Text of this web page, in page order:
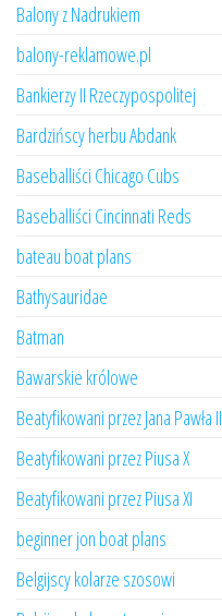
Balony z Nadrukiem
balony-reklamowe.pl
Bankierzy II Rzeczypospolitej
Bardzińscy herbu Abdank
Baseballiści Chicago Cubs
Baseballiści Cincinnati Reds
bateau boat plans
Bathysauridae
Batman
Bawarskie królowe
Beatyfikowani przez Jana Pawła II
Beatyfikowani przez Piusa X
Beatyfikowani przez Piusa XI
beginner jon boat plans
Belgijscy kolarze szosowi